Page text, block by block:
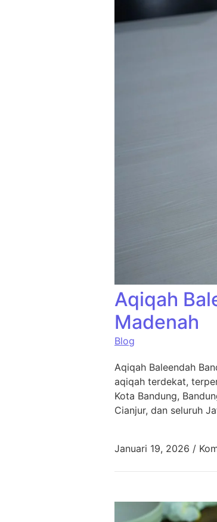
Aqiqah
Madenah
Blog
Aqiqah Baleendah
aqiqah terdekat,
Kota Bandung,
Cianjur, dan seluruh
Januari 19, 2026 /